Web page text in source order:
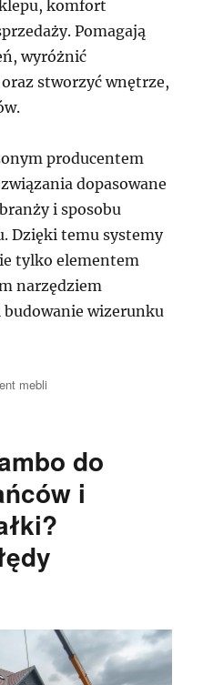
komfort
Pomagają
wyróżnić
stworzyć wnętrze,
producentem
dopasowane
i sposobu
Dzięki temu systemy
tylko elementem
narzędziem
budowanie wizerunku
mebli
do
i